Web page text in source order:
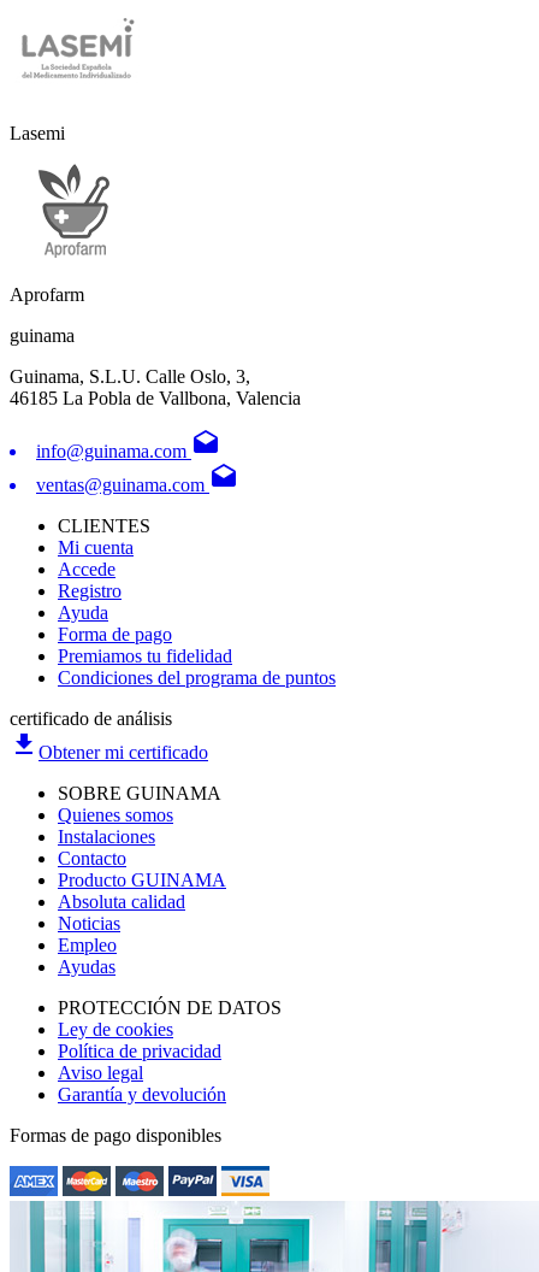
Lasemi
Aprofarm
guinama
Guinama, S.L.U. Calle Oslo, 3,
46185 La Pobla de Vallbona, Valencia
info@guinama.com drafts
ventas@guinama.com drafts
CLIENTES
Mi cuenta
Accede
Registro
Ayuda
Forma de pago
Premiamos tu fidelidad
Condiciones del programa de puntos
certificado de análisis
file_download Obtener mi certificado
SOBRE GUINAMA
Quienes somos
Instalaciones
Contacto
Producto GUINAMA
Absoluta calidad
Noticias
Empleo
Ayudas
PROTECCIÓN DE DATOS
Ley de cookies
Política de privacidad
Aviso legal
Garantía y devolución
Formas de pago disponibles